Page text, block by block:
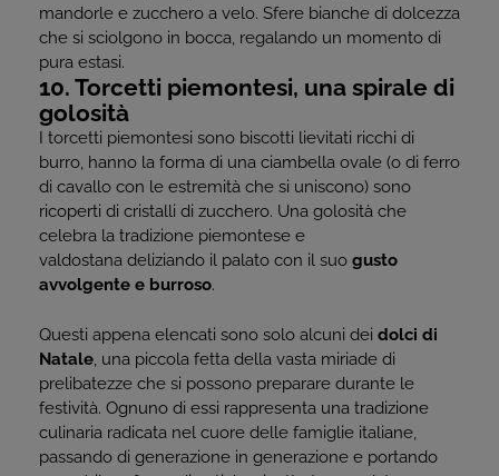
mandorle e zucchero a velo. Sfere bianche di dolcezza
che si sciolgono in bocca, regalando un momento di
pura estasi.
10. Torcetti piemontesi, una spirale di
golosità
I torcetti piemontesi sono biscotti lievitati ricchi di
burro, hanno la forma di una ciambella ovale (o di ferro
di cavallo con le estremità che si uniscono) sono
ricoperti di cristalli di zucchero. Una golosità che
celebra la tradizione piemontese e
valdostana deliziando il palato con il suo gusto
avvolgente e burroso.
Questi appena elencati sono solo alcuni dei dolci di
Natale, una piccola fetta della vasta miriade di
prelibatezze che si possono preparare durante le
festività. Ognuno di essi rappresenta una tradizione
culinaria radicata nel cuore delle famiglie italiane,
passando di generazione in generazione e portando